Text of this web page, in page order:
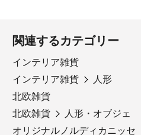
関連するカテゴリー
インテリア雑貨
インテリア雑貨
人形
北欧雑貨
北欧雑貨
人形・オブジェ
オリジナルノルディカニッセ